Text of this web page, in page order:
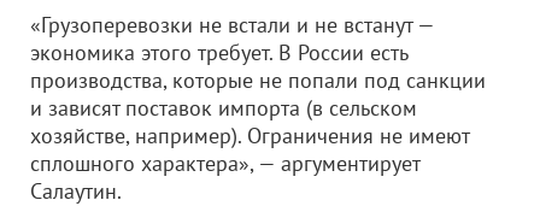
«Грузоперевозки не встали и не встанут —
экономика этого требует. В России есть
производства, которые не попали под санкции
и зависят поставок импорта (в сельском
хозяйстве, например). Ограничения не имеют
сплошного характера», — аргументирует
Салаутин.